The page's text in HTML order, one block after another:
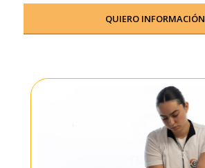
QUIERO INFORMACIÓN